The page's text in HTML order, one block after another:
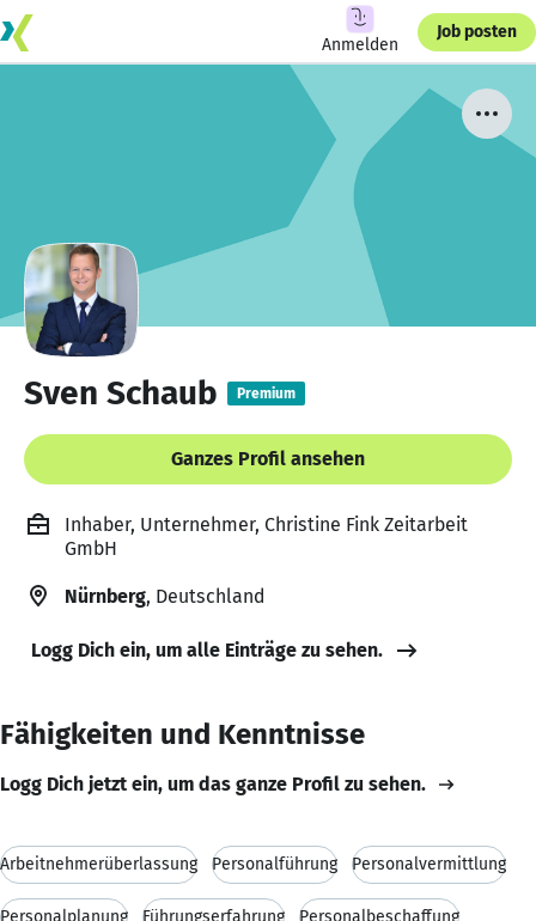
Anmelden
Job posten
Sven Schaub Premium
Ganzes Profil ansehen
Inhaber, Unternehmer, Christine Fink Zeitarbeit
GmbH
Nürnberg, Deutschland
Logg Dich ein, um alle Einträge zu sehen.
Fähigkeiten und Kenntnisse
Logg Dich jetzt ein, um das ganze Profil zu sehen.
Arbeitnehmerüberlassung Personalführung Personalvermittlung
Personalplanung Führungserfahrung Personalbeschaffung